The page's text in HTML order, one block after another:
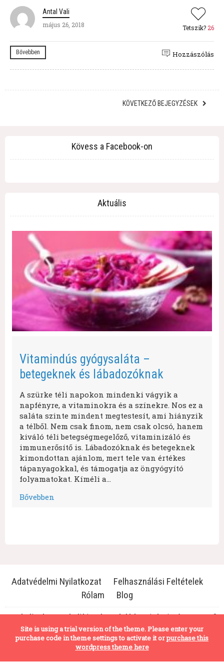
Antal Vali
május 26, 2018
Tetszik?26
Bővebben Hozzászólás
KÖVETKEZŐ BEJEGYZÉSEK
Kövess a Facebook-on
Aktuális
Vitamindús gyógysaláta –
betegeknek és lábadozóknak
A szürke téli napokon mindenki vágyik a
napfényre, a vitaminokra és a színekre. Nos ez a
saláta szinte mindent megtestesít, ami hiányzik
a télből. Nem csak finom, nem csak olcsó, hanem
kiváló téli betegségmegelőző, vitaminizáló és
immunerősítő is. Lábadozóknak és betegeknek
kimondottan ajánlom, mert tele van értékes
tápanyagokkal, és támogatja az öngyógyító
folyamatokat. Kíméli a…
Bővebben
Adatvédelmi Nyilatkozat
Felhasználási Feltételek
Rólam
Blog
Antalvali.co.hu - Antalvali hivatalos weboldala | Minden jog fenntartva | ©
2017-2025
Site is using a trial version of the theme. Please enter your
purchase code in theme settings to activate it orpurchase this
wordpress theme here